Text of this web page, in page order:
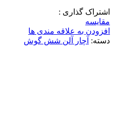
اشتراک گذاری :
مقایسه
افزودن به علاقه مندی ها
دسته: آچار آلن شش گوش